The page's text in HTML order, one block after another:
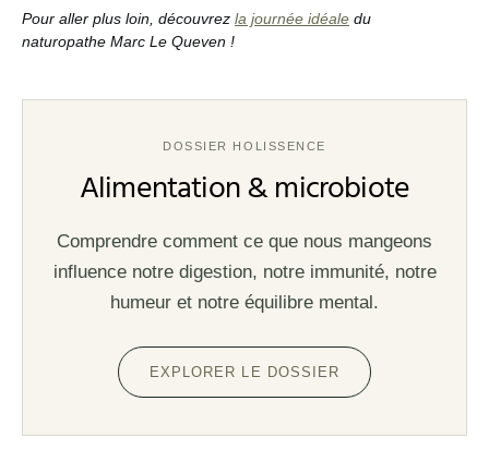
Pour aller plus loin, découvrez la journée idéale du
naturopathe Marc Le Queven !
DOSSIER HOLISSENCE
Alimentation & microbiote
Comprendre comment ce que nous mangeons
influence notre digestion, notre immunité, notre
humeur et notre équilibre mental.
EXPLORER LE DOSSIER